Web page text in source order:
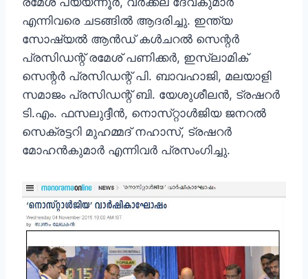
എന്നിവരെ ചടങ്ങിൽ ആദരിച്ചു. ഇന്ത്യ
സോഷ്യൽ ആൻഡ് കൾചറൽ സെന്റർ
പ്രസിഡന്റ് രമേശ് പണിക്കർ, ഇസ്‌ലാമിക്
സെന്റർ പ്രസിഡന്റ് പി. ബാവഹാജി, മലയാളി
സമാജം പ്രസിഡന്റ് ബി. യേശുശീലൻ, ട്രഷറർ
ടി.എം. ഫസലുദ്ദീൻ, നൊസ്‌റ്റാൾജിയ ജനറൽ
സെക്രട്ടറി മുഹമ്മദ് നഹാസ്, ട്രഷറർ
മോഹൻകുമാർ എന്നിവർ പ്രസംഗിച്ചു.